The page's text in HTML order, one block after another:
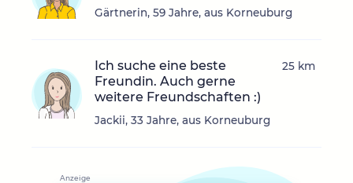
Gärtnerin, 59 Jahre, aus Korneuburg
Ich suche eine beste
Freundin. Auch gerne
weitere Freundschaften :)
Jackii, 33 Jahre, aus Korneuburg
25 km